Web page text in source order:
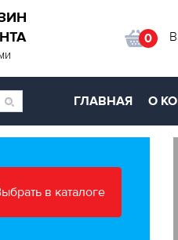
0
ГЛАВНАЯ О
в каталоге